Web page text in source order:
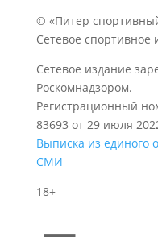
© «Питер
Сетевое спортивное
Сетевое издание
Роскомнадзором.
Регистрационный
83693 от 29 июля
Выписка из единого
СМИ
18+